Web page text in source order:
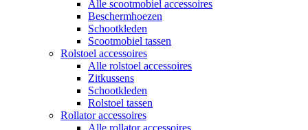
Alle scootmobiel accessoires
Beschermhoezen
Schootkleden
Scootmobiel tassen
Rolstoel accessoires
Alle rolstoel accessoires
Zitkussens
Schootkleden
Rolstoel tassen
Rollator accessoires
Alle rollator accessoires